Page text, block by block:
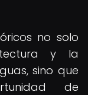
no solo
y la
sino que
de